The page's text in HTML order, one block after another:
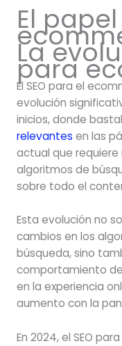
El
La
para
El SEO para el
evolución
inicios, donde
relevantes en las
actual que
algoritmos de
sobre todo el
Esta evolución no
cambios en los
búsqueda, sino
comportamiento
en la experiencia
aumento con la
En 2024, el SEO